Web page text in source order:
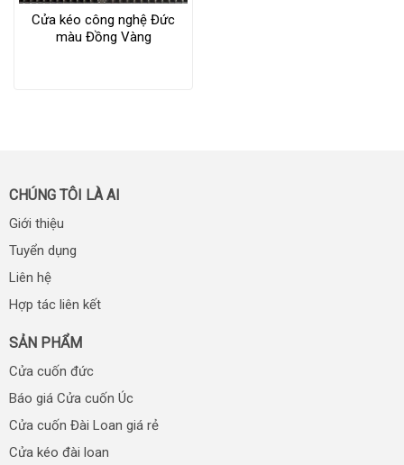
Cửa kéo công nghệ Đức
màu Đồng Vàng
CHÚNG TÔI LÀ AI
Giới thiệu
Tuyển dụng
Liên hệ
Hợp tác liên kết
SẢN PHẨM
Cửa cuốn đức
Báo giá Cửa cuốn Úc
Cửa cuốn Đài Loan giá rẻ
Cửa kéo đài loan